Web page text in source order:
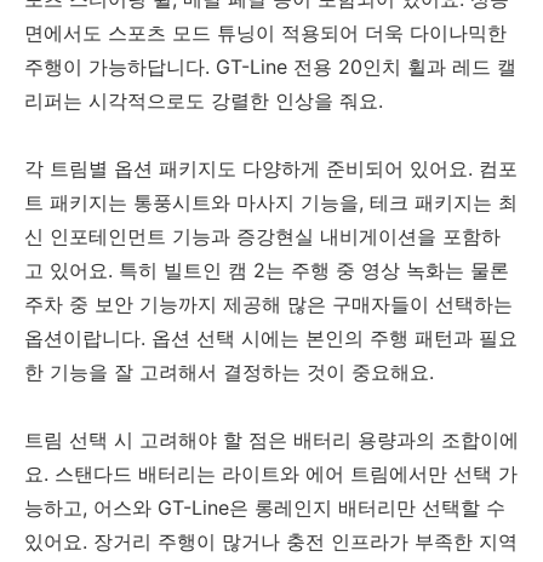
면에서도 스포츠 모드 튜닝이 적용되어 더욱 다이나믹한
주행이 가능하답니다. GT-Line 전용 20인치 휠과 레드 캘
리퍼는 시각적으로도 강렬한 인상을 줘요.
각 트림별 옵션 패키지도 다양하게 준비되어 있어요. 컴포
트 패키지는 통풍시트와 마사지 기능을, 테크 패키지는 최
신 인포테인먼트 기능과 증강현실 내비게이션을 포함하
고 있어요. 특히 빌트인 캠 2는 주행 중 영상 녹화는 물론
주차 중 보안 기능까지 제공해 많은 구매자들이 선택하는
옵션이랍니다. 옵션 선택 시에는 본인의 주행 패턴과 필요
한 기능을 잘 고려해서 결정하는 것이 중요해요.
트림 선택 시 고려해야 할 점은 배터리 용량과의 조합이에
요. 스탠다드 배터리는 라이트와 에어 트림에서만 선택 가
능하고, 어스와 GT-Line은 롱레인지 배터리만 선택할 수
있어요. 장거리 주행이 많거나 충전 인프라가 부족한 지역